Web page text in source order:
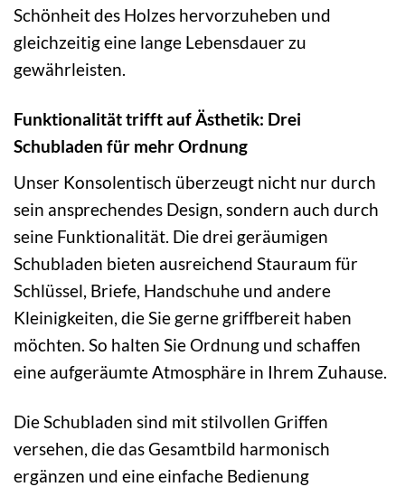
Schönheit des Holzes hervorzuheben und
gleichzeitig eine lange Lebensdauer zu
gewährleisten.
Funktionalität trifft auf Ästhetik: Drei
Schubladen für mehr Ordnung
Unser Konsolentisch überzeugt nicht nur durch
sein ansprechendes Design, sondern auch durch
seine Funktionalität. Die drei geräumigen
Schubladen bieten ausreichend Stauraum für
Schlüssel, Briefe, Handschuhe und andere
Kleinigkeiten, die Sie gerne griffbereit haben
möchten. So halten Sie Ordnung und schaffen
eine aufgeräumte Atmosphäre in Ihrem Zuhause.
Die Schubladen sind mit stilvollen Griffen
versehen, die das Gesamtbild harmonisch
ergänzen und eine einfache Bedienung